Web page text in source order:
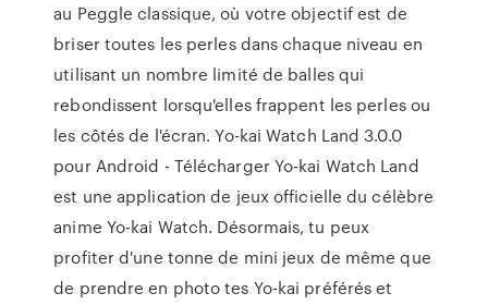
au Peggle classique, où votre objectif est de
briser toutes les perles dans chaque niveau en
utilisant un nombre limité de balles qui
rebondissent lorsqu'elles frappent les perles ou
les côtés de l'écran. Yo-kai Watch Land 3.0.0
pour Android - Télécharger Yo-kai Watch Land
est une application de jeux officielle du célèbre
anime Yo-kai Watch. Désormais, tu peux
profiter d'une tonne de mini jeux de même que
de prendre en photo tes Yo-kai préférés et